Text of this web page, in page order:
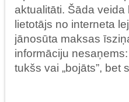
aktualitāti. Šāda
lietotājs no interneta
jānosūta maksas
informāciju
tukšs vai „bojāts”,